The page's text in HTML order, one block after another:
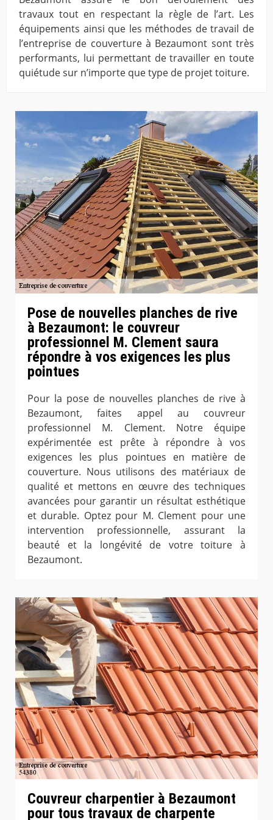
travaux tout en respectant la règle de l’art. Les
équipements ainsi que les méthodes de travail de
l’entreprise de couverture à Bezaumont sont très
performants, lui permettant de travailler en toute
quiétude sur n’importe que type de projet toiture.
Pose de nouvelles planches de rive
à Bezaumont: le couvreur
professionnel M. Clement saura
répondre à vos exigences les plus
pointues
Pour la pose de nouvelles planches de rive à
Bezaumont, faites appel au couvreur
professionnel M. Clement. Notre équipe
expérimentée est prête à répondre à vos
exigences les plus pointues en matière de
couverture. Nous utilisons des matériaux de
qualité et mettons en œuvre des techniques
avancées pour garantir un résultat esthétique
et durable. Optez pour M. Clement pour une
intervention professionnelle, assurant la
beauté et la longévité de votre toiture à
Bezaumont.
Couvreur charpentier à Bezaumont
pour tous travaux de charpente